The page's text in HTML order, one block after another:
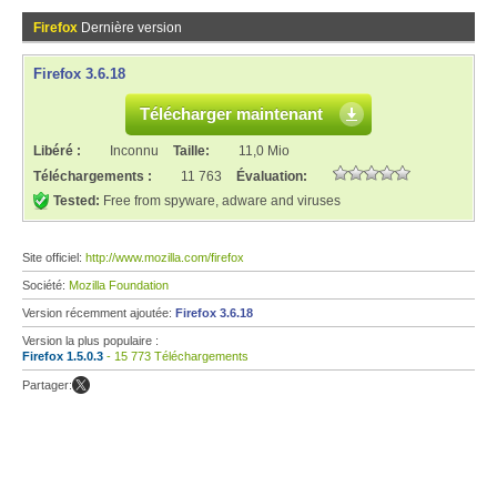
Firefox Dernière version
Firefox 3.6.18
Télécharger maintenant
Libéré : Inconnu Taille:
11,0 Mio
Téléchargements :
11 763
Évaluation:
Tested: Free from spyware, adware and viruses
Site officiel: http://www.mozilla.com/firefox
Société: Mozilla Foundation
Version récemment ajoutée: Firefox 3.6.18
Version la plus populaire :
Firefox 1.5.0.3 - 15 773 Téléchargements
Partager: